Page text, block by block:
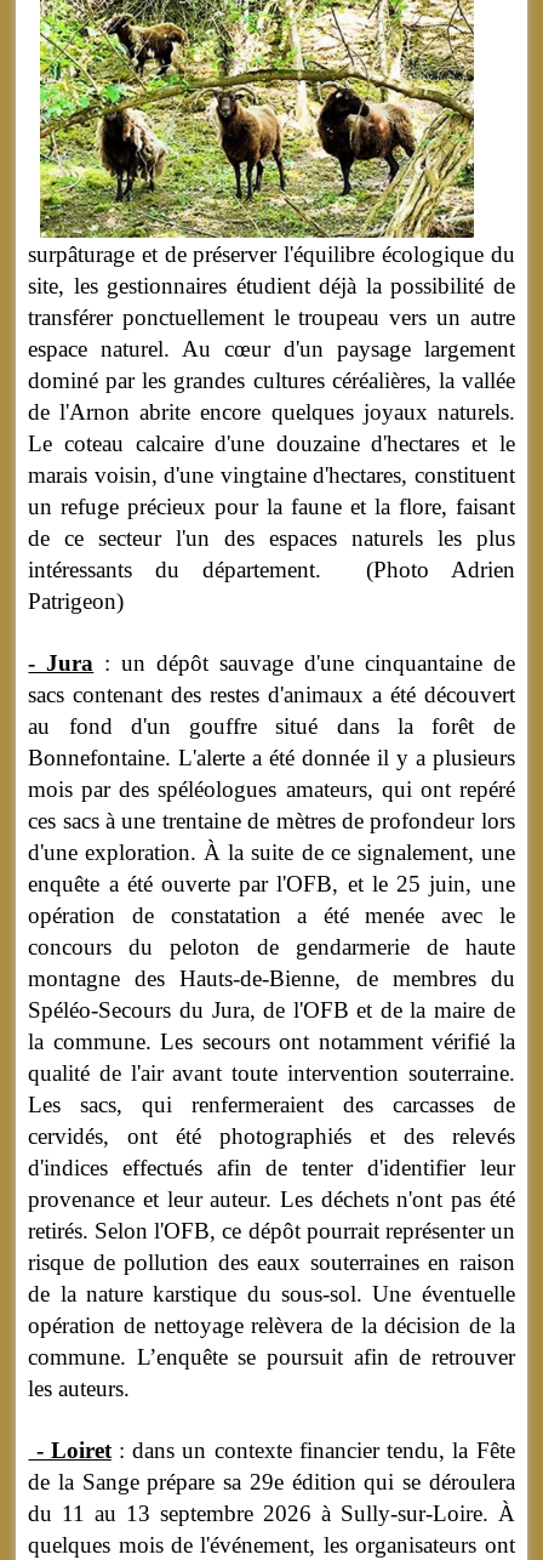
surpâturage et de préserver l'équilibre écologique du
site, les gestionnaires étudient déjà la possibilité de
transférer ponctuellement le troupeau vers un autre
espace naturel. Au cœur d'un paysage largement
dominé par les grandes cultures céréalières, la vallée
de l'Arnon abrite encore quelques joyaux naturels.
Le coteau calcaire d'une douzaine d'hectares et le
marais voisin, d'une vingtaine d'hectares, constituent
un refuge précieux pour la faune et la flore, faisant
de ce secteur l'un des espaces naturels les plus
intéressants du département. (Photo Adrien
Patrigeon)
- Jura : un dépôt sauvage d'une cinquantaine de
sacs contenant des restes d'animaux a été découvert
au fond d'un gouffre situé dans la forêt de
Bonnefontaine. L'alerte a été donnée il y a plusieurs
mois par des spéléologues amateurs, qui ont repéré
ces sacs à une trentaine de mètres de profondeur lors
d'une exploration. À la suite de ce signalement, une
enquête a été ouverte par l'OFB, et le 25 juin, une
opération de constatation a été menée avec le
concours du peloton de gendarmerie de haute
montagne des Hauts-de-Bienne, de membres du
Spéléo-Secours du Jura, de l'OFB et de la maire de
la commune. Les secours ont notamment vérifié la
qualité de l'air avant toute intervention souterraine.
Les sacs, qui renfermeraient des carcasses de
cervidés, ont été photographiés et des relevés
d'indices effectués afin de tenter d'identifier leur
provenance et leur auteur. Les déchets n'ont pas été
retirés. Selon l'OFB, ce dépôt pourrait représenter un
risque de pollution des eaux souterraines en raison
de la nature karstique du sous-sol. Une éventuelle
opération de nettoyage relèvera de la décision de la
commune. L’enquête se poursuit afin de retrouver
les auteurs.
- Loiret: dans un contexte financier tendu, la Fête
de la Sange prépare sa 29e édition qui se déroulera
du 11 au 13 septembre 2026 à Sully-sur-Loire. À
quelques mois de l'événement, les organisateurs ont